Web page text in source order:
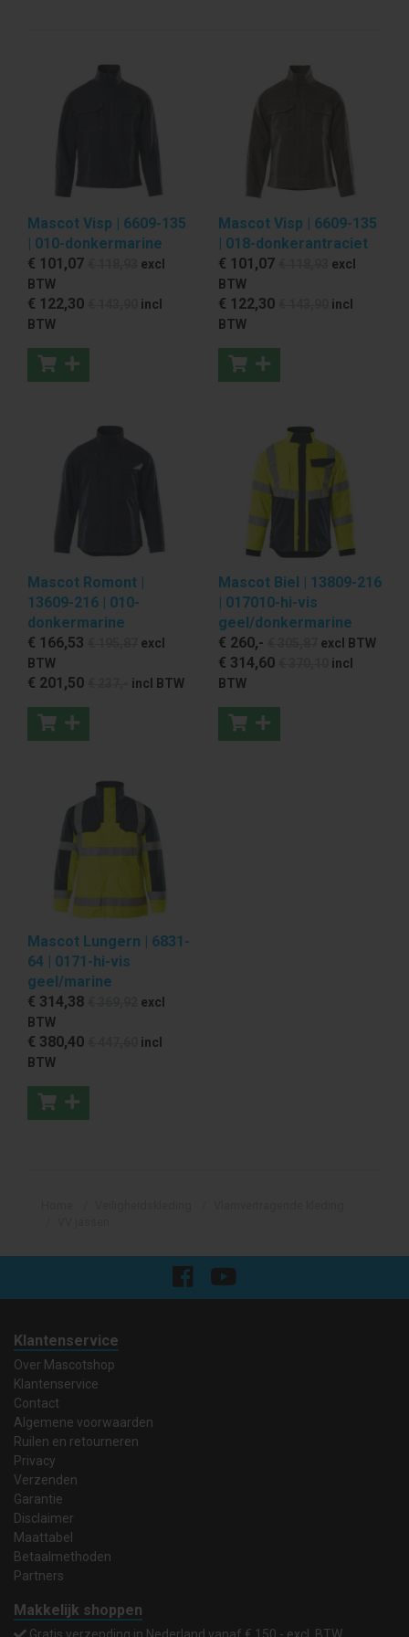
Mascot Visp | 6609-135
| 010-donkermarine
€ 101 ,07
excl
BTW
€ 122,30
incl
BTW
Mascot Visp | 6609-135
| 018-donkerantraciet
€ 101 ,07
excl
BTW
€ 122,30
incl
BTW
Mascot Romont |
13609-216 | 010-
donkermarine
€ 166,53
excl
BTW
€ 201 ,50 incl BTW
Mascot Biel | 13809-216
| 017010-hi-vis
geel/donkermarine
€ 260,- excl BTW
€ 314,60
incl
BTW
Mascot Lungern | 6831-
64 | 0171-hi-vis
geel/marine
€ 314,38
excl
BTW
€ 380,40
incl
BTW
Klantenservice
Over Mascotshop
Klantenservice
Contact
Algemene voorwaarden
Ruilen en retourneren
Privacy
Verzenden
Garantie
Disclaimer
Maattabel
Betaalmethoden
Partners
Makkelijk shoppen
Gratis verzending in Nederland vanaf € 150,- excl. BTW